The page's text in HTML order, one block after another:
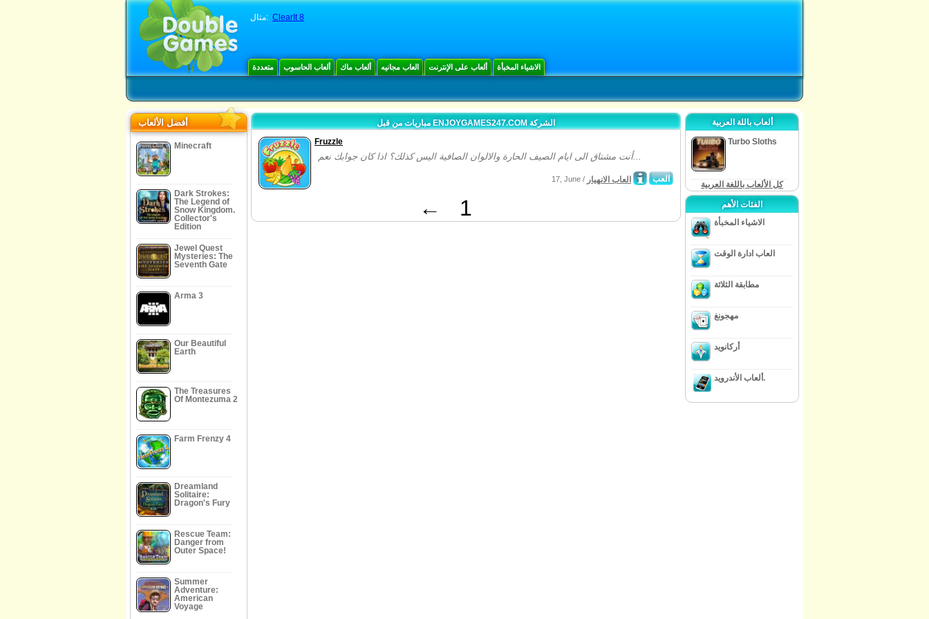
مثال: ClearIt 8
متعددة ألعاب الحاسوب ألعاب ماك العاب مجانيه ألعاب على الإنترنت الاشياء المخبأة
أفضل الألعاب
Minecraft
Dark Strokes:
The Legend of
Snow Kingdom.
Collector's
Edition
Jewel Quest
Mysteries: The
Seventh Gate
Arma 3
Our Beautiful
Earth
The Treasures
Of Montezuma 2
Farm Frenzy 4
Dreamland
Solitaire:
Dragon's Fury
Rescue Team:
Danger from
Outer Space!
Summer
Adventure:
American
Voyage
مباريات من قبل ENJOYGAMES247.COM الشركة
Fruzzle
أنت مشتاق الى ايام الصيف الحارة والالوان الصافية اليس كذلك؟ اذا كان جوابك نعم...
العب 17, June / العاب الانهيار
← 1
ألعاب باللة العربية
Turbo Sloths
كل الألعاب باللغة العربية
الفئات الأهم
الاشياء المخبأة
العاب ادارة الوقت
مطابقة الثلاثة
مهجونغ
أركانويد
ألعاب الأندرويد.